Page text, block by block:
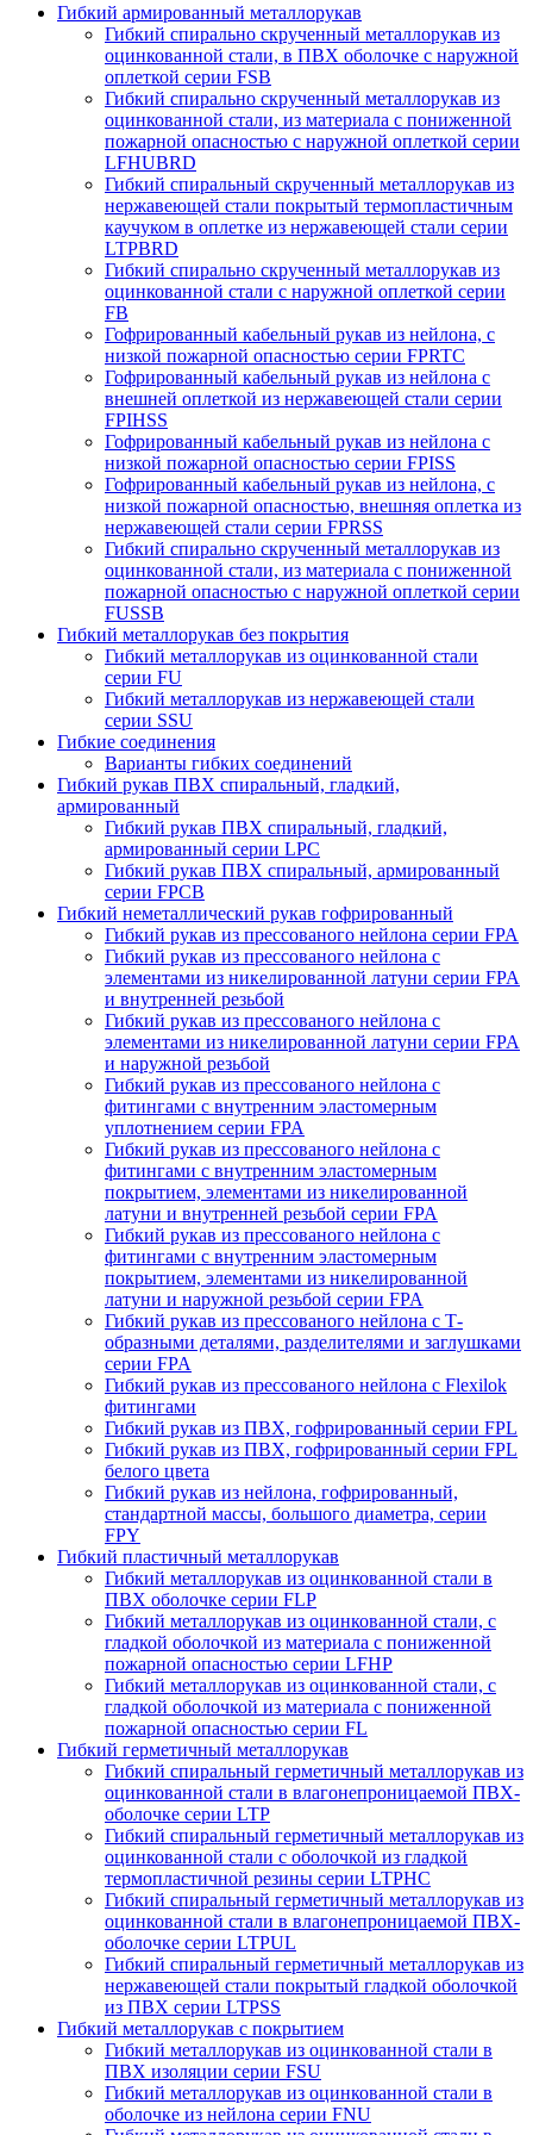
Гибкий армированный металлорукав
Гибкий спирально скрученный металлорукав из
оцинкованной стали, в ПВХ оболочке с наружной
оплеткой серии FSB
Гибкий спирально скрученный металлорукав из
оцинкованной стали, из материала с пониженной
пожарной опасностью с наружной оплеткой серии
LFHUBRD
Гибкий спиральный скрученный металлорукав из
нержавеющей стали покрытый термопластичным
каучуком в оплетке из нержавеющей стали серии
LTPBRD
Гибкий спирально скрученный металлорукав из
оцинкованной стали с наружной оплеткой серии
FB
Гофрированный кабельный рукав из нейлона, с
низкой пожарной опасностью серии FPRTC
Гофрированный кабельный рукав из нейлона с
внешней оплеткой из нержавеющей стали серии
FPIHSS
Гофрированный кабельный рукав из нейлона с
низкой пожарной опасностью серии FPISS
Гофрированный кабельный рукав из нейлона, с
низкой пожарной опасностью, внешняя оплетка из
нержавеющей стали серии FPRSS
Гибкий спирально скрученный металлорукав из
оцинкованной стали, из материала с пониженной
пожарной опасностью с наружной оплеткой серии
FUSSB
Гибкий металлорукав без покрытия
Гибкий металлорукав из оцинкованной стали
серии FU
Гибкий металлорукав из нержавеющей стали
серии SSU
Гибкие соединения
Варианты гибких соединений
Гибкий рукав ПВХ спиральный, гладкий,
армированный
Гибкий рукав ПВХ спиральный, гладкий,
армированный серии LPC
Гибкий рукав ПВХ спиральный, армированный
серии FPCB
Гибкий неметаллический рукав гофрированный
Гибкий рукав из прессованого нейлона серии FPA
Гибкий рукав из прессованого нейлона c
элементами из никелированной латуни серии FPA
и внутренней резьбой
Гибкий рукав из прессованого нейлона c
элементами из никелированной латуни серии FPA
и наружной резьбой
Гибкий рукав из прессованого нейлона с
фитингами с внутренним эластомерным
уплотнением серии FPA
Гибкий рукав из прессованого нейлона с
фитингами с внутренним эластомерным
покрытием, элементами из никелированной
латуни и внутренней резьбой серии FPA
Гибкий рукав из прессованого нейлона с
фитингами с внутренним эластомерным
покрытием, элементами из никелированной
латуни и наружной резьбой серии FPA
Гибкий рукав из прессованого нейлона с Т-
образными деталями, разделителями и заглушками
серии FPA
Гибкий рукав из прессованого нейлона с Flexilok
фитингами
Гибкий рукав из ПВХ, гофрированный серии FPL
Гибкий рукав из ПВХ, гофрированный серии FPL
белого цвета
Гибкий рукав из нейлона, гофрированный,
стандартной массы, большого диаметра, серии
FPY
Гибкий пластичный металлорукав
Гибкий металлорукав из оцинкованной стали в
ПВХ оболочке серии FLP
Гибкий металлорукав из оцинкованной стали, с
гладкой оболочкой из материала с пониженной
пожарной опасностью серии LFHP
Гибкий металлорукав из оцинкованной стали, с
гладкой оболочкой из материала с пониженной
пожарной опасностью серии FL
Гибкий герметичный металлорукав
Гибкий спиральный герметичный металлорукав из
оцинкованной стали в влагонепроницаемой ПВХ-
оболочке серии LTP
Гибкий спиральный герметичный металлорукав из
оцинкованной стали с оболочкой из гладкой
термопластичной резины серии LTPHC
Гибкий спиральный герметичный металлорукав из
оцинкованной стали в влагонепроницаемой ПВХ-
оболочке серии LTPUL
Гибкий спиральный герметичный металлорукав из
нержавеющей стали покрытый гладкой оболочкой
из ПВХ серии LTPSS
Гибкий металлорукав с покрытием
Гибкий металлорукав из оцинкованной стали в
ПВХ изоляции серии FSU
Гибкий металлорукав из оцинкованной стали в
оболочке из нейлона серии FNU